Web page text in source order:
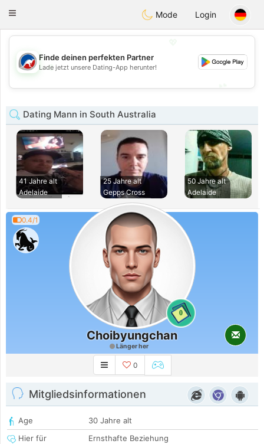
Australia Chat
Toggle
Mode Login
💖
💕
Finde deinen perfekten Partner
Lade jetzt unsere Dating-App herunter!
Dating Mann in South Australia
41 Jahre alt
Adelaide
25 Jahre alt
Gepps Cross
50 Jahre alt
Adelaide
0.4/1
0
Choibyungchan
Länger her
0
Mitgliedsinformationen
Age
30 Jahre alt
Hier für
Ernsthafte Beziehung